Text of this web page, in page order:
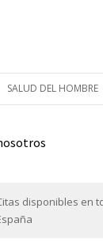
SALUD DEL HOMBRE
disponibles en